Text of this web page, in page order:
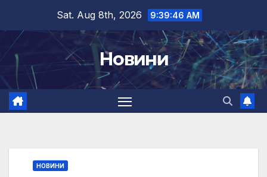
content
Sat. Aug 8th, 2026 9:39:47 AM
Новини
НОВИНИ